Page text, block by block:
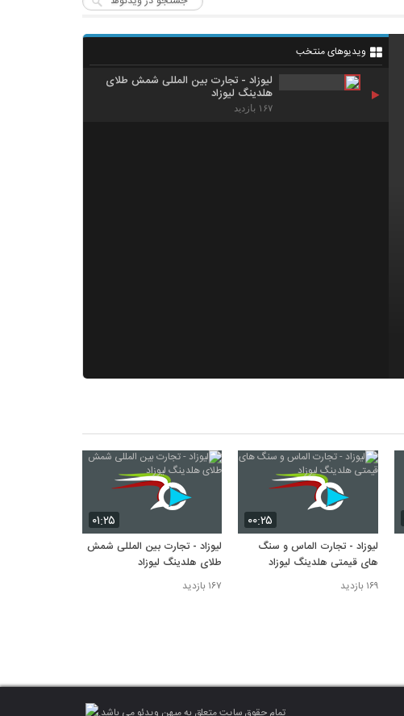
ویدیوهای منتخب
لیوزاد - تجارت بین المللی شمش طلای
هلدینگ لیوزاد
۱۶۷ بازدید
۰۰:۲۵
لیوزاد - تجارت الماس و سنگ
های قیمتی هلدینگ لیوزاد
۱۶۹ بازدید
۰۱:۲۵
لیوزاد - تجارت بین المللی شمش
طلای هلدینگ لیوزاد
۱۶۷ بازدید
تمام حقوق سایت متعلق به میهن ویدئو می باشد.